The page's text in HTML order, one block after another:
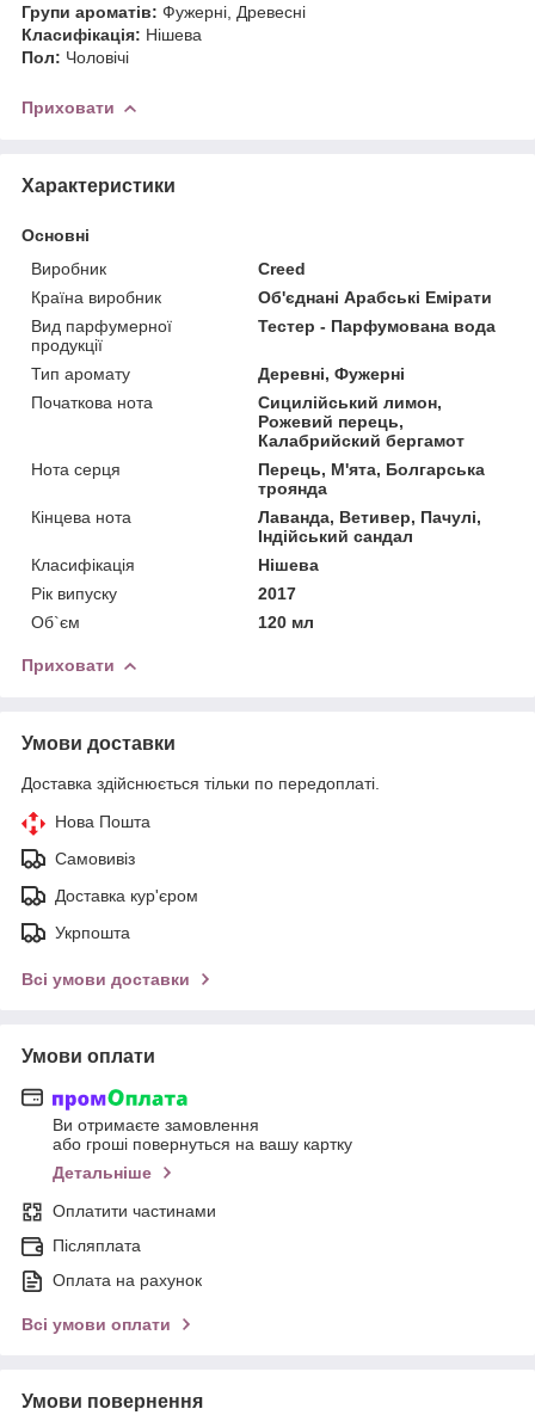
Групи ароматів: Фужерні, Древесні
Класифікація: Нішева
Пол: Чоловічі
Приховати
Характеристики
Основні
Виробник
Creed
Країна виробник
Об'єднані Арабські Емірати
Вид парфумерної
продукції
Тестер - Парфумована вода
Тип аромату
Деревні, Фужерні
Початкова нота
Сицилійський лимон,
Рожевий перець,
Калабрийский бергамот
Нота серця
Перець, М'ята, Болгарська
троянда
Кінцева нота
Лаванда, Ветивер, Пачулі,
Індійський сандал
Класифікація
Нішева
Рік випуску
2017
Об`єм
120 мл
Приховати
Умови доставки
Доставка здійснюється тільки по передоплаті.
Нова Пошта
Самовивіз
Доставка кур'єром
Укрпошта
Всі умови доставки
Умови оплати
Ви отримаєте замовлення
або гроші повернуться на вашу картку
Детальніше
Оплатити частинами
Післяплата
Оплата на рахунок
Всі умови оплати
Умови повернення